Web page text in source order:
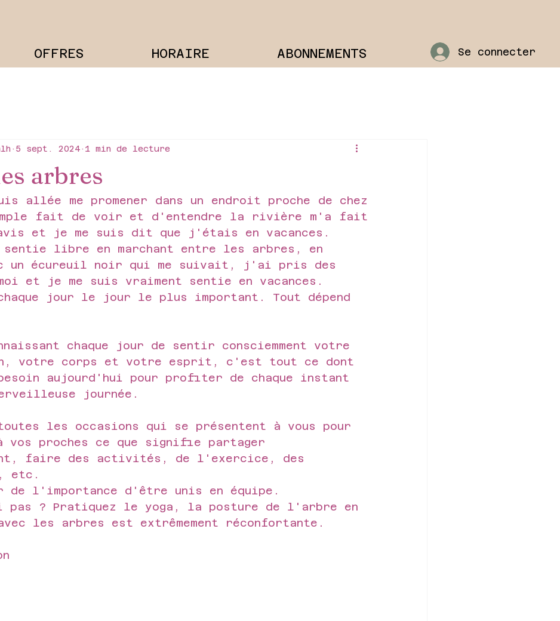
OFFRES HORAIRE ABONNEMENTS Se connecter
arbres
5 sept. 2024 1 min de lecture
allée me promener dans un endroit proche de chez
fait de voir et d'entendre la rivière m'a fait
et je me suis dit que j'étais en vacances.
sentie libre en marchant entre les arbres, en
un écureuil noir qui me suivait, j'ai pris des
et je me suis vraiment sentie en vacances.
jour le jour le plus important. Tout dépend
chaque jour de sentir consciemment votre
votre corps et votre esprit, c'est tout ce dont
aujourd'hui pour profiter de chaque instant
journée.
les occasions qui se présentent à vous pour
vos proches ce que signifie partager
faire des activités, de l'exercice, des
etc.
de l'importance d'être unis en équipe.
pas ? Pratiquez le yoga, la posture de l'arbre en
les arbres est extrêmement réconfortante.